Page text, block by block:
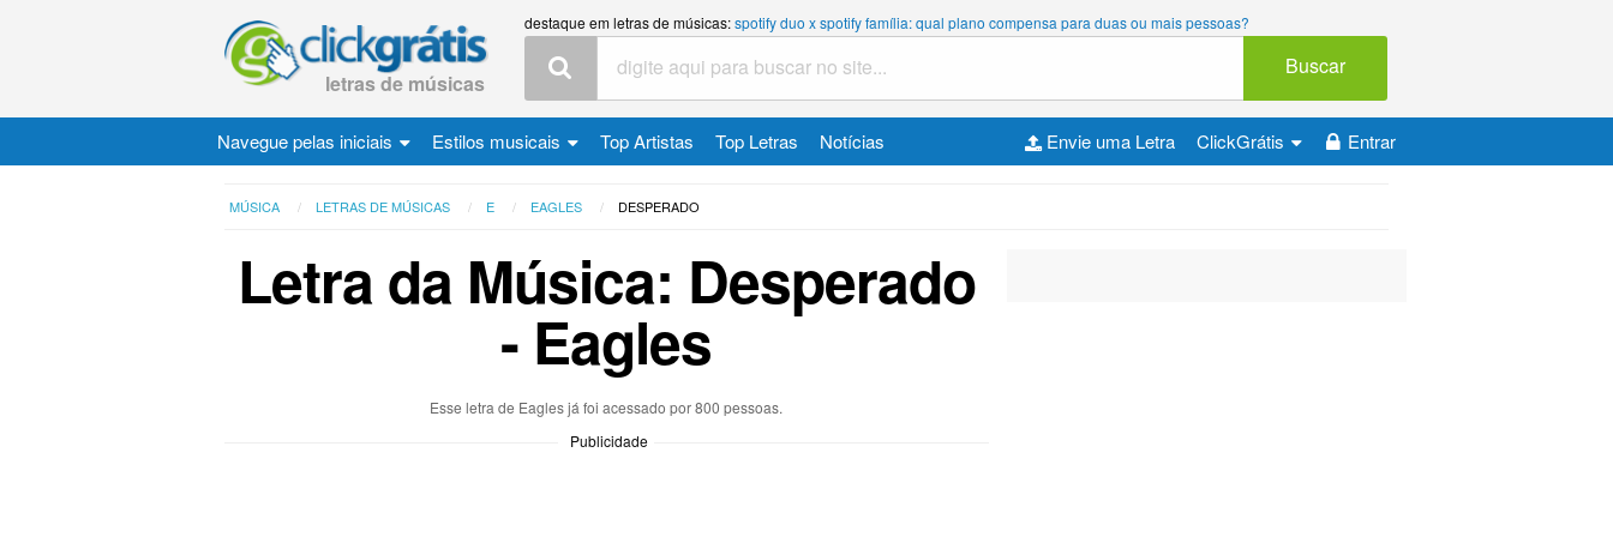
letras de músicas
destaque em letras de músicas:spotify duo x spotify família: qual plano compensa para duas ou mais pessoas?
Buscar
Navegue pelas iniciais Estilos musicais Top Artistas Top Letras Notícias Entrar
ClickGrátis
Envie uma Letra
MÚSICA LETRAS DE MÚSICAS E EAGLES DESPERADO
Letra da Música: Desperado
- Eagles
Esse letra de Eagles já foi acessado por 800 pessoas.
Publicidade